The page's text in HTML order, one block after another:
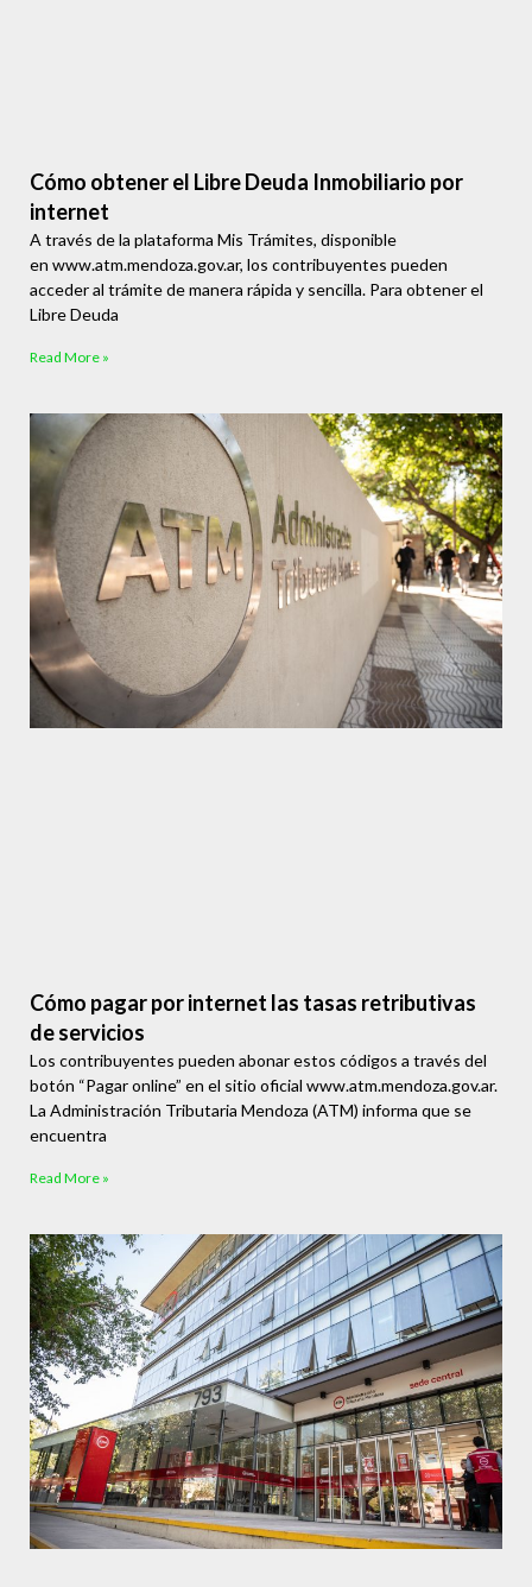
Cómo obtener el Libre Deuda Inmobiliario por
internet
A través de la plataforma Mis Trámites, disponible
en www.atm.mendoza.gov.ar, los contribuyentes pueden
acceder al trámite de manera rápida y sencilla. Para obtener el
Libre Deuda
Read More »
Cómo pagar por internet las tasas retributivas
de servicios
Los contribuyentes pueden abonar estos códigos a través del
botón “Pagar online” en el sitio oficial www.atm.mendoza.gov.ar.
La Administración Tributaria Mendoza (ATM) informa que se
encuentra
Read More »